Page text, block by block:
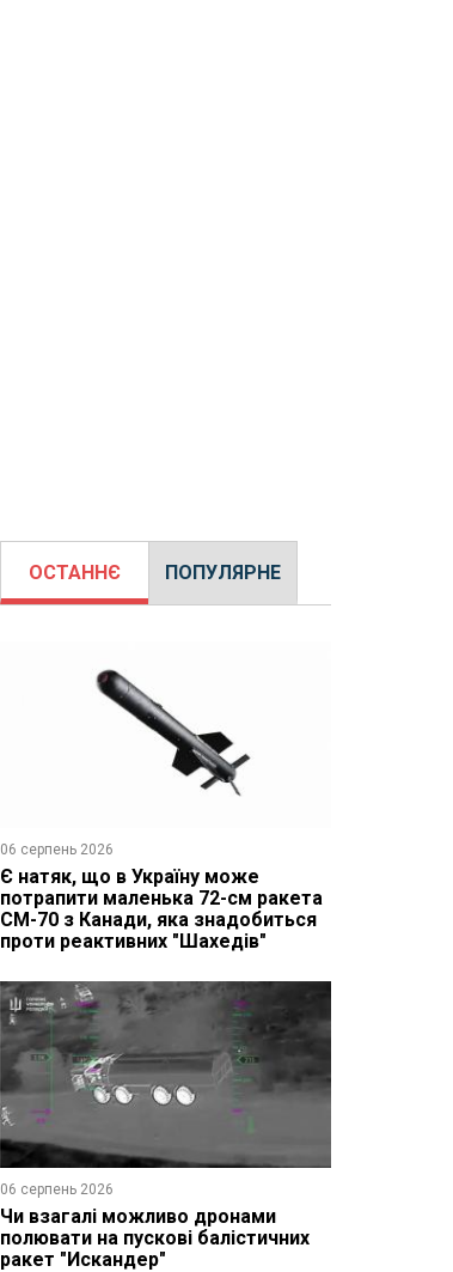
ОСТАННЄ ПОПУЛЯРНЕ
06 серпень 2026
Є натяк, що в Україну може
потрапити маленька 72-см ракета
CM-70 з Канади, яка знадобиться
проти реактивних "Шахедів"
06 серпень 2026
Чи взагалі можливо дронами
полювати на пускові балістичних
ракет "Искандер"